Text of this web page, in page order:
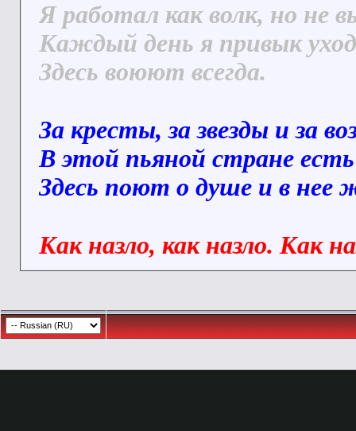
Я работал как волк, но не
Каждый день я привык
Здесь воюют всегда.
За кресты, за звезды и за
В этой пьяной стране
Здесь поют о душе и в
Как назло, как назло. Как